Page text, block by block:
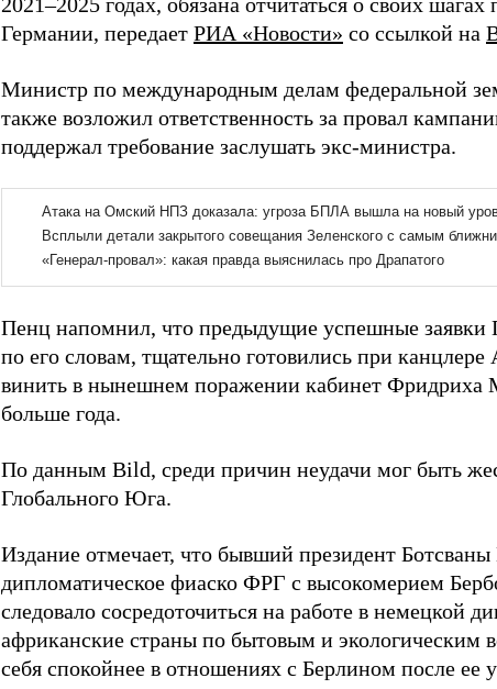
Германии, передает РИА «Новости» со ссылкой на
Министр по международным делам федеральной
также возложил ответственность за провал
поддержал требование заслушать экс-министра.
Пенц напомнил, что предыдущие успешные заявки
по его словам, тщательно готовились при
винить в нынешнем поражении кабинет Фридриха
больше года.
По данным Bild, среди причин неудачи мог быть
Глобального Юга.
Издание отмечает, что бывший президент
дипломатическое фиаско ФРГ с высокомерием
следовало сосредоточиться на работе в немецкой
африканские страны по бытовым и экологическим
себя спокойнее в отношениях с Берлином после ее